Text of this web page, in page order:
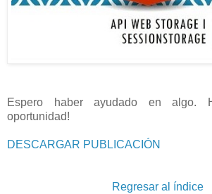
Espero haber ayudado en algo.
oportunidad!
DESCARGAR PUBLICACIÓN
Regresar al índice